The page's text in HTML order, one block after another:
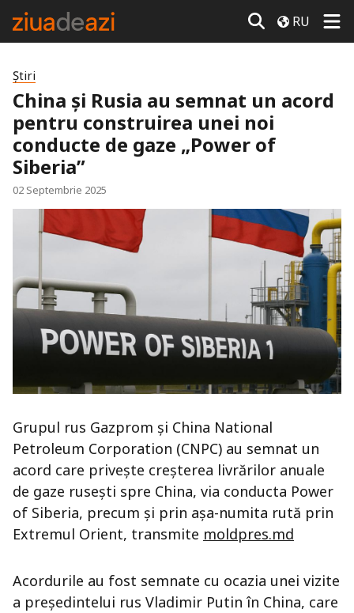
RU
Știri
China și Rusia au semnat un acord
pentru construirea unei noi
conducte de gaze „Power of
Siberia”
02 Septembrie 2025
Grupul rus Gazprom și China National
Petroleum Corporation (CNPC) au semnat un
acord care privește creșterea livrărilor anuale
de gaze rusești spre China, via conducta Power
of Siberia, precum și prin așa-numita rută prin
Extremul Orient, transmite moldpres.md
Acordurile au fost semnate cu ocazia unei vizite
a președintelui rus Vladimir Putin în China, care